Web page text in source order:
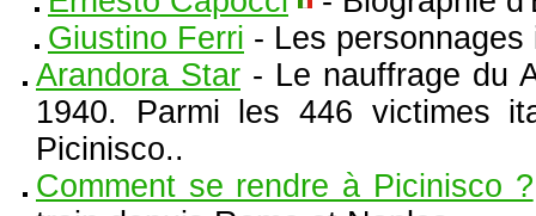
Giustino Ferri - Les
Arandora Star - Le nauffrage du
1940. Parmi les 446 victimes
Picinisco..
Comment se rendre à Picinisco ?